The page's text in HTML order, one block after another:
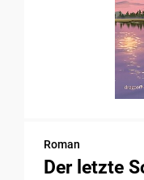
Roman
Der letzte